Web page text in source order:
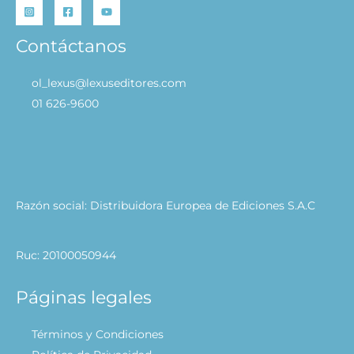
Contáctanos
ol_lexus@lexuseditores.com
01 626-9600
Razón social: Distribuidora Europea de Ediciones S.A.C
Ruc: 20100050944
Páginas legales
Términos y Condiciones